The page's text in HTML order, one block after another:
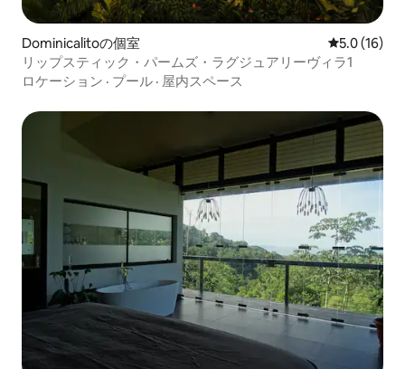
Dominicalitoの個室 レビュー16
5.0 (16)
リップスティック・パームズ・ラグジュアリーヴィラ1
ロケーション · プール · 屋内スペース